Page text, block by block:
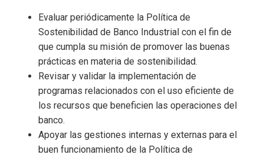
Evaluar periódicamente la Política de
Sostenibilidad de Banco Industrial con el fin de
que cumpla su misión de promover las buenas
prácticas en materia de sostenibilidad.
Revisar y validar la implementación de
programas relacionados con el uso eficiente de
los recursos que beneficien las operaciones del
banco.
Apoyar las gestiones internas y externas para el
buen funcionamiento de la Política de